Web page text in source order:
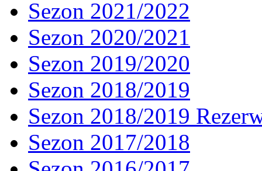
Sezon 2021/2022
Sezon 2020/2021
Sezon 2019/2020
Sezon 2018/2019
Sezon 2018/2019
Sezon 2017/2018